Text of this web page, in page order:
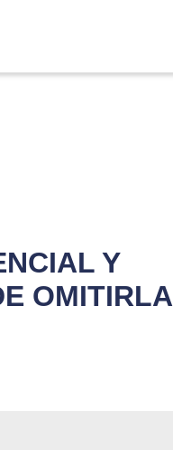
Y
OMITIRLA